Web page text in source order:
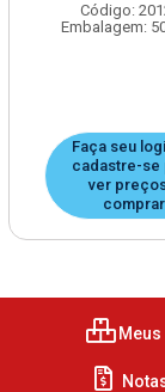
Código:
Embalagem:
Faça seu
cadastre-se
ver
comprar
Meus